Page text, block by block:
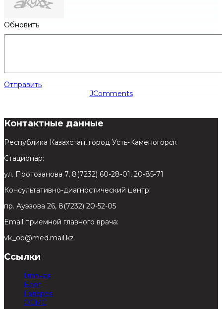
Обновить
Отправить
JComments
Контактные данные
Республика Казахстан, город Усть-Каменогорск
Стационар:
ул. Протозанова 7, 8(7232) 60-28-01, 20-85-71
Консультативно-диагностический центр:
пр. Ауэзова 26, 8(7232) 20-52-05
Email приемной главного врача:
vk_ob@med.mail.kz
Ссылки
Главная
Блог
Галерея
ОСМС